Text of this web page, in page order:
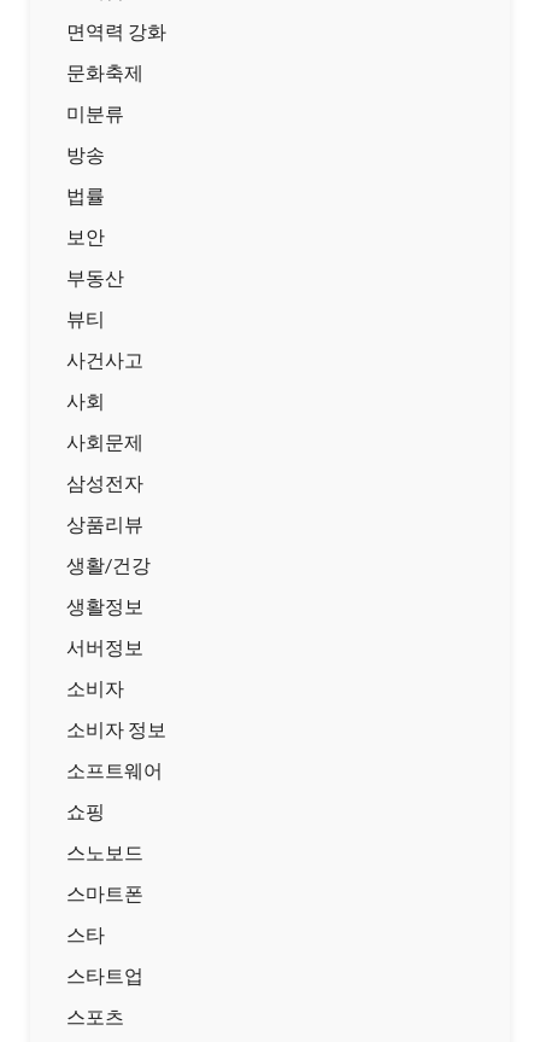
면역력 강화
문화축제
미분류
방송
법률
보안
부동산
뷰티
사건사고
사회
사회문제
삼성전자
상품리뷰
생활/건강
생활정보
서버정보
소비자
소비자 정보
소프트웨어
쇼핑
스노보드
스마트폰
스타
스타트업
스포츠